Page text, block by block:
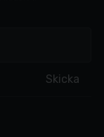
Skicka